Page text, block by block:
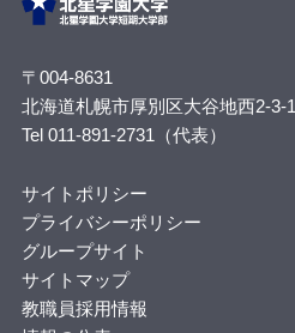
〒004-8631
北海道札幌市厚別区大谷地西2-3-1
Tel 011-891-2731（代表）
サイトポリシー
プライバシーポリシー
グループサイト
サイトマップ
教職員採用情報